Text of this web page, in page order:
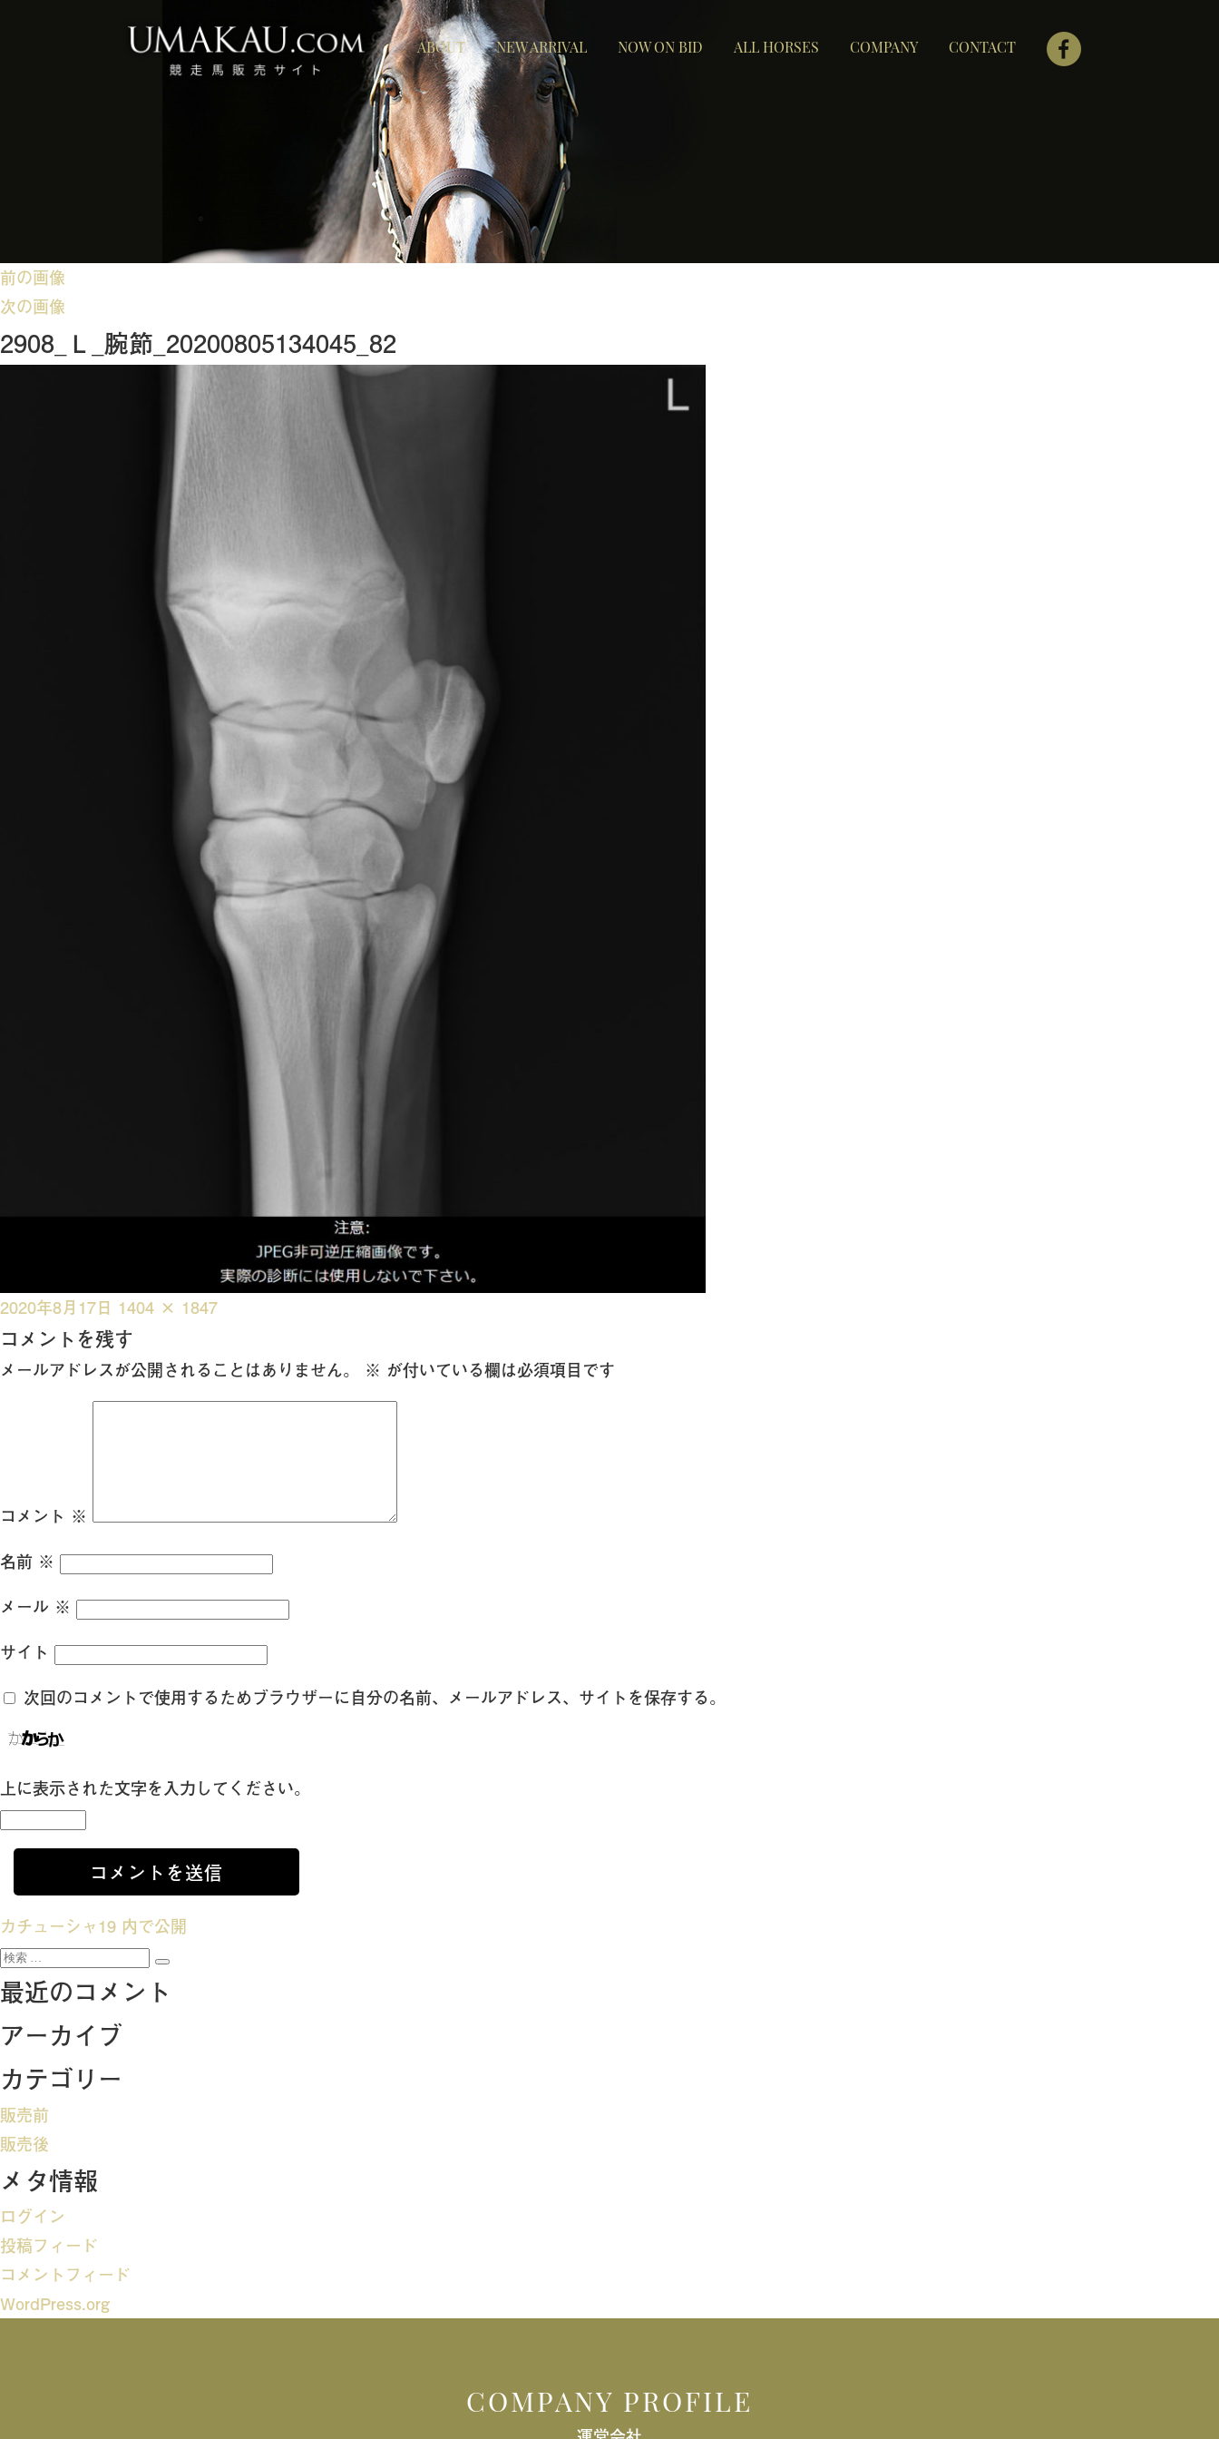
ABOUT NEW ARRIVAL NOW ON BID ALL HORSES COMPANY CONTACT
前の画像
次の画像
2908_Ｌ_腕節_20200805134045_82
投
稿
日:
2020年8月17日 フ
ル
サ
1404 × 1847
コメントを残す
メールアドレスが公開されることはありません。 ※ が付いている欄は必須項目です
コメント ※
名前 ※
メール ※
サイト
次回のコメントで使用するためブラウザーに自分の名前、メールアドレス、サイトを保存する。
上に表示された文字を入力してください。
投
稿
ナ
ビ
ゲ
ー
シ
ョ
ン
カチューシャ19 内で公開
検
索:
検
最近のコメント
アーカイブ
カテゴリー
販売前
販売後
メタ情報
ログイン
投稿フィード
コメントフィード
WordPress.org
COMPANY PROFILE